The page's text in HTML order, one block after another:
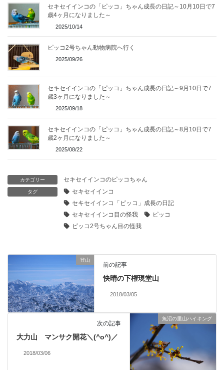
セキセイインコの「ピッコ」ちゃん成長の日記～10月10日で7
歳4ヶ月になりました～
2025/10/14
ピッコ2号ちゃん動物病院へ行く
2025/09/26
セキセイインコの「ピッコ」ちゃん成長の日記～9月10日で7
歳3ヶ月になりました～
2025/09/18
セキセイインコの「ピッコ」ちゃん成長の日記～8月10日で7
歳2ヶ月になりました～
2025/08/22
カテゴリー セキセイインコのピッコちゃん
タグ
セキセイインコ
セキセイインコ「ピッコ」成長の日記
セキセイインコ目の怪我
ピッコ
ピッコ2号ちゃん目の怪我
登山
前の記事
快晴の下権現堂山
2018/03/05
魚沼の里山ハイキング
次の記事
大力山 マンサク開花＼(^o^)／
2018/03/06